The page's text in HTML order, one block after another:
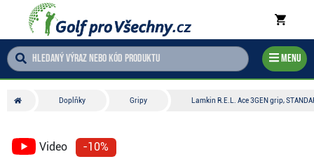
Menu
Doplňky Gripy Lamkin R.E.L. Ace 3GEN grip,
Video -10%